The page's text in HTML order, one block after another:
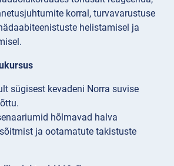
korral, turvavarustuse
helistamisel ja
sügisest kevadeni Norra suvise
hõlmavad halva
ja ootamatute takistuste